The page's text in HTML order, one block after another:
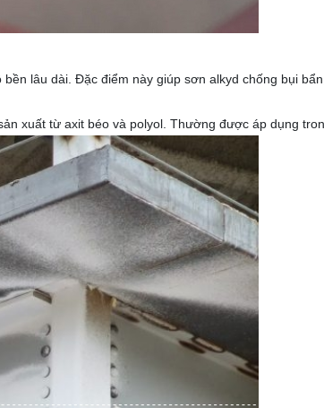
lâu dài. Đặc điểm này giúp sơn alkyd chống bụi
xuất từ axit béo và polyol. Thường được áp dụng